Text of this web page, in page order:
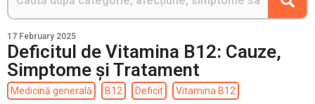
17 February 2025
Deficitul de Vitamina B12: Cauze,
Simptome și Tratament
Medicină generală B12 Deficit Vitamina B12